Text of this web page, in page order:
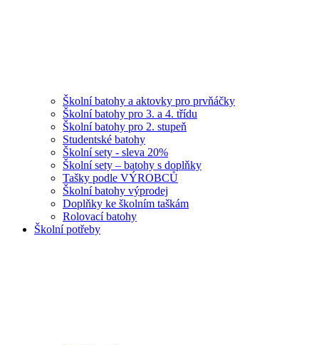
Školní batohy a aktovky pro prvňáčky
Školní batohy pro 3. a 4. třídu
Školní batohy pro 2. stupeň
Studentské batohy
Školní sety - sleva 20%
Školní sety – batohy s doplňky
Tašky podle VÝROBCŮ
Školní batohy výprodej
Doplňky ke školním taškám
Rolovací batohy
Školní potřeby